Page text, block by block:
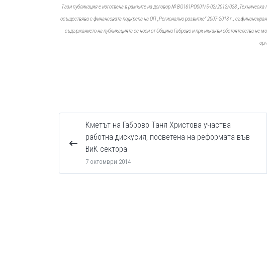
Tази публикация е изготвена в рамките на договор № ВG161PO001/5-02/2012/028
осъществява с финансовата подкрепа на ОП „Регионално развитие” 2007-2013 г.,
съдържанието на публикацията се носи от Община Габрово и при никакви обстоятелства
Кметът на Габрово Таня Христова участва
работна дискусия, посветена на реформата във
ВиК сектора
7 октомври 2014